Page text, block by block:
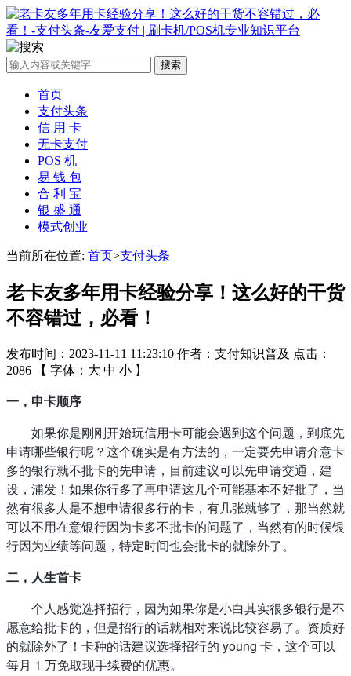
搜索
首页
支付头条
信 用 卡
无卡支付
POS 机
易 钱 包
合 利 宝
银 盛 通
模式创业
当前所在位置: 首页>支付头条
老卡友多年用卡经验分享！这么好的干货
不容错过，必看！
发布时间：2023-11-11 11:23:10 作者：支付知识普及 点击：
2086 【 字体： 大 中 小 】
一，申卡顺序
如果你是刚刚开始玩信用卡可能会遇到这个问题，到底先
申请哪些银行呢？这个确实是有方法的，一定要先申请介意卡
多的银行就不批卡的先申请，目前建议可以先申请交通，建
设，浦发！如果你行多了再申请这几个可能基本不好批了，当
然有很多人是不想申请很多行的卡，有几张就够了，那当然就
可以不用在意银行因为卡多不批卡的问题了，当然有的时候银
行因为业绩等问题，特定时间也会批卡的就除外了。
二，人生首卡
个人感觉选择招行，因为如果你是小白其实很多银行是不
愿意给批卡的，但是招行的话就相对来说比较容易了。资质好
的就除外了！卡种的话建议选择招行的 young 卡，这个可以
每月 1 万免取现手续费的优惠。